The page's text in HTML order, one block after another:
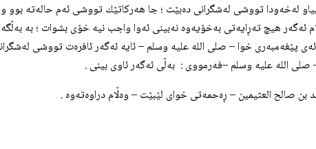
له‌خه‌ودا تووشی له‌شگرانی ده‌بێت ؛ جا هه‌ركاتێك تووشی ئه‌م حاله‌ته‌ بوو و
ئه‌گه‌ر هیچ ته‌ڕایه‌تی به‌خۆیه‌وه‌ نه‌بینی ئه‌وا واجب نیه‌ خۆی بشوات ؛ به‌
پێغه‌مبه‌ری خوا – صلی الله علیه وسلم – ئایه‌ ئه‌گه‌ر ئافره‌ت تووشی
الله علیه وسلم –فه‌رمووی : به‌ڵی ئه‌گه‌ر ئاوی بینی .
بن صالح العثيمين – ڕه‌حمه‌تی خوای لێبێت – وه‌ڵام دراوه‌ته‌وه‌ .